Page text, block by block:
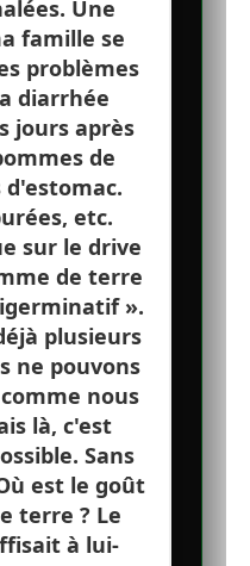
Une
famille se
problèmes
diarrhée
jours après
de
etc.
sur le drive
de terre
».
plusieurs
ne pouvons
nous
là, c'est
Sans
est le goût
terre ? Le
à lui-